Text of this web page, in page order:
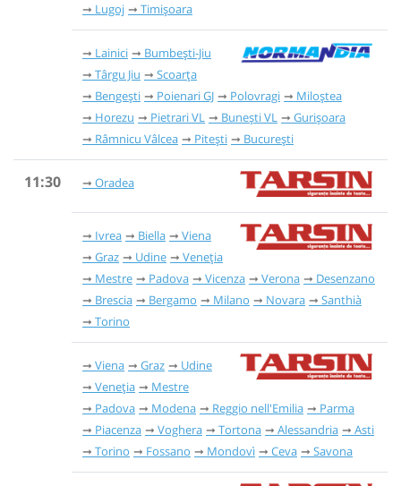
Lugoj
Timișoara
Lainici
Bumbești-Jiu
Târgu Jiu
Scoarța
Bengești
Poienari GJ Polovragi
Miloștea
Horezu
Pietrari VL Bunești VL
Gurișoara
Râmnicu Vâlcea
Pitești București
11:30 Oradea
Ivrea Biella
Viena
Graz
Udine
Veneția
Mestre
Padova Vicenza Verona
Desenzano
Brescia
Bergamo Milano Novara
Santhià
Torino
Viena Graz
Udine
Veneția
Mestre
Padova
Modena Reggio nell'Emilia
Parma
Piacenza
Voghera Tortona Alessandria
Asti
Torino
Fossano Mondovì Ceva Savona